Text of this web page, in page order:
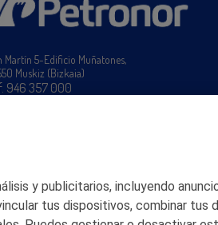
Martín 5-Edificio Muñatones,
Muskiz (Bizkaia)
946 357 000
y publicitarios, incluyendo
tus dispositivos, combinar